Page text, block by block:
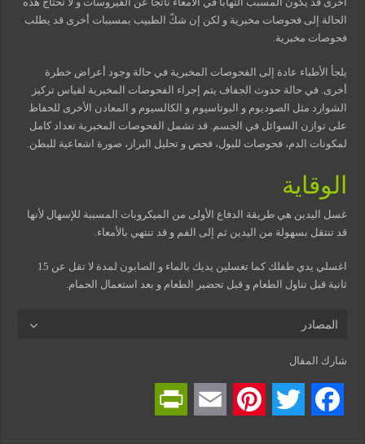
الحالة إلى فحوصات مخبرية و لكن إن شكّ الطبيب بمسببات أخرى قد يطلب
فحوصات مخبرية.
يلجأ الأطباء عادة إلى الفحوصات المخبرية في حالة وجود أعراض خطرة
أخرى. في حالة حدوث الجفاف يتم إجراء الفحوصات المخبرية لقياس تركيز
الشوارد مثل الصوديوم و البوتاسيوم و الكالسيوم و المعادن الأخرى للحفاظ
على توازن السوائل في الجسم. قد تشمل الفحوصات المخبرية تعداد كامل
لمكونات الدم، فحوصات للبول، فحص و تحليل البراز، صورة اشعاعية للبطن.
الوقاية
غسل اليدين هي طريقة الدفاع الأولى من الميكروبات المسببة للإسهال لأنها
قد تنتقل بسهولة من اليدين ثم إلى الفم و قد تنتهي بالأمعاء.
اغسلي يدي طفلك كما تغسلين يديك بالماء و الصابون لمدة لا تقل عن 15
ثانية قبل تناول الطعام و قبل تحضير الطعام و بعد استعمال الحمام.
المصادر
شارك المقال